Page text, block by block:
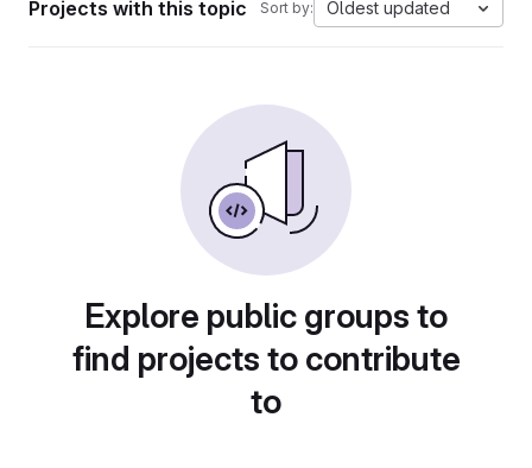
Projects with this topic Sort by: Oldest updated
Explore public groups to
find projects to contribute
to